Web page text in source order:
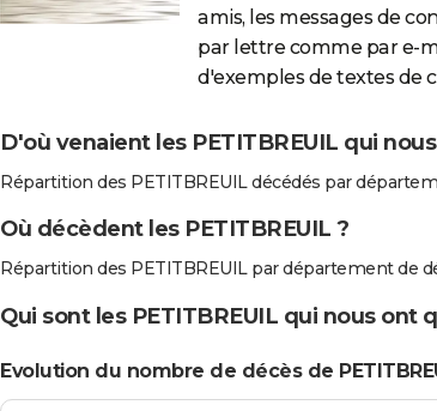
amis, les messages de
par lettre comme par e-
d'exemples de textes de
D'où venaient les PETITBREUIL qui
Répartition des PETITBREUIL décédés par
Où décèdent les PETITBREUIL ?
Répartition des PETITBREUIL par département de
Qui sont les PETITBREUIL qui nous ont
Evolution du nombre de décès de